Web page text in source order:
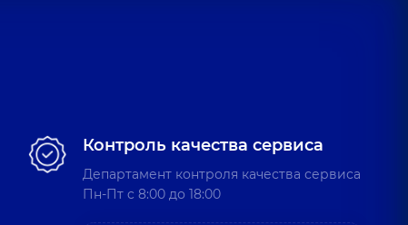
Контроль качества сервиса
Департамент контроля качества сервиса
Пн-Пт c 8:00 до 18:00